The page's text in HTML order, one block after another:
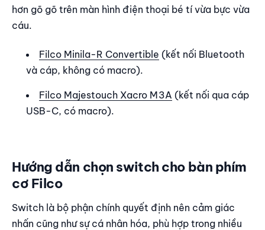
hơn gõ gõ trên màn hình điện thoại bé tí vừa bực vừa
cáu.
Filco Minila-R Convertible (kết nối Bluetooth
và cáp, không có macro).
Filco Majestouch Xacro M3A (kết nối qua cáp
USB-C, có macro).
Hướng dẫn chọn switch cho bàn phím
cơ Filco
Switch là bộ phận chính quyết định nên cảm giác
nhấn cũng như sự cá nhân hóa, phù hợp trong nhiều